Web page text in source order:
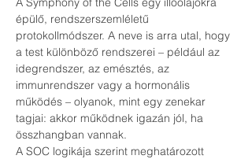
épülő, rendszerszemléletű
protokollmódszer. A neve is arra utal, hogy
a test különböző rendszerei – például az
idegrendszer, az emésztés, az
immunrendszer vagy a hormonális
működés – olyanok, mint egy zenekar
tagjai: akkor működnek igazán jól, ha
összhangban vannak.
A SOC logikája szerint meghatározott